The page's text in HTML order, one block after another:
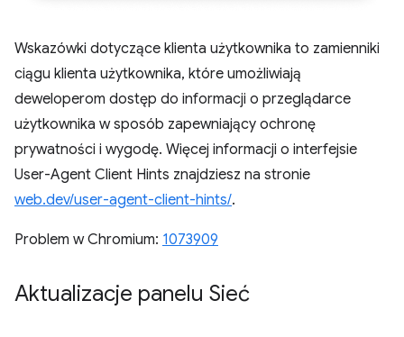
Wskazówki dotyczące klienta użytkownika to zamienniki
ciągu klienta użytkownika, które umożliwiają
deweloperom dostęp do informacji o przeglądarce
użytkownika w sposób zapewniający ochronę
prywatności i wygodę. Więcej informacji o interfejsie
User-Agent Client Hints znajdziesz na stronie
web.dev/user-agent-client-hints/.
Problem w Chromium: 1073909
Aktualizacje panelu Sieć